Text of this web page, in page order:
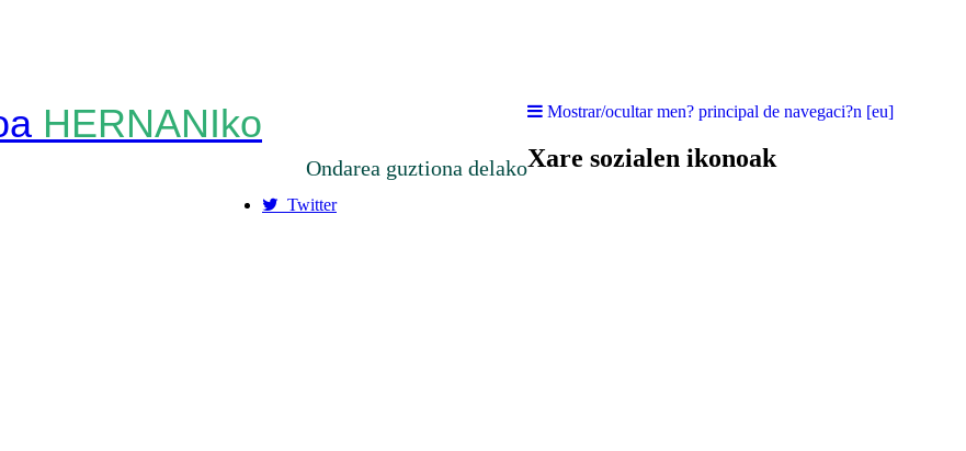
HERNANIko
Ondarea guztiona delako
Mostrar/ocultar men? principal de navegaci?n [eu]
Xare sozialen ikonoak
Twitter